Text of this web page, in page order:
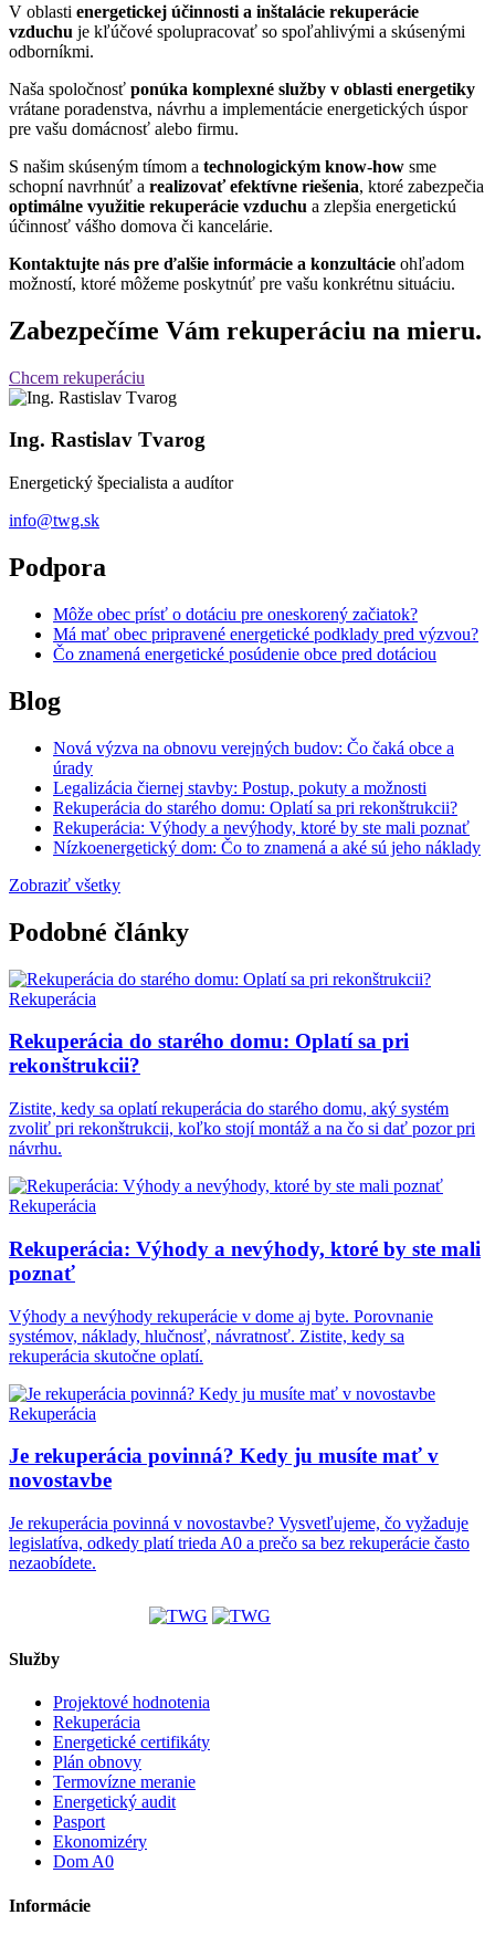
V oblasti energetickej účinnosti a inštalácie rekuperácie
vzduchu je kľúčové spolupracovať so spoľahlivými a skúsenými
odborníkmi.
Naša spoločnosť ponúka komplexné služby v oblasti energetiky
vrátane poradenstva, návrhu a implementácie energetických úspor
pre vašu domácnosť alebo firmu.
S našim skúseným tímom a technologickým know-how sme
schopní navrhnúť a realizovať efektívne riešenia, ktoré zabezpečia
optimálne využitie rekuperácie vzduchu a zlepšia energetickú
účinnosť vášho domova či kancelárie.
Kontaktujte nás pre ďalšie informácie a konzultácie ohľadom
možností, ktoré môžeme poskytnúť pre vašu konkrétnu situáciu.
Zabezpečíme Vám rekuperáciu na mieru.
Chcem rekuperáciu
Ing. Rastislav Tvarog
Energetický špecialista a audítor
info@twg.sk
Podpora
Môže obec prísť o dotáciu pre oneskorený začiatok?
Má mať obec pripravené energetické podklady pred výzvou?
Čo znamená energetické posúdenie obce pred dotáciou
Blog
Nová výzva na obnovu verejných budov: Čo čaká obce a
úrady
Legalizácia čiernej stavby: Postup, pokuty a možnosti
Rekuperácia do starého domu: Oplatí sa pri rekonštrukcii?
Rekuperácia: Výhody a nevýhody, ktoré by ste mali poznať
Nízkoenergetický dom: Čo to znamená a aké sú jeho náklady
Zobraziť všetky
Podobné články
Rekuperácia
Rekuperácia do starého domu: Oplatí sa pri
rekonštrukcii?
Zistite, kedy sa oplatí rekuperácia do starého domu, aký systém
zvoliť pri rekonštrukcii, koľko stojí montáž a na čo si dať pozor pri
návrhu.
Rekuperácia
Rekuperácia: Výhody a nevýhody, ktoré by ste mali
poznať
Výhody a nevýhody rekuperácie v dome aj byte. Porovnanie
systémov, náklady, hlučnosť, návratnosť. Zistite, kedy sa
rekuperácia skutočne oplatí.
Rekuperácia
Je rekuperácia povinná? Kedy ju musíte mať v
novostavbe
Je rekuperácia povinná v novostavbe? Vysvetľujeme, čo vyžaduje
legislatíva, odkedy platí trieda A0 a prečo sa bez rekuperácie často
nezaobídete.
Služby
Projektové hodnotenia
Rekuperácia
Energetické certifikáty
Plán obnovy
Termovízne meranie
Energetický audit
Pasport
Ekonomizéry
Dom A0
Informácie